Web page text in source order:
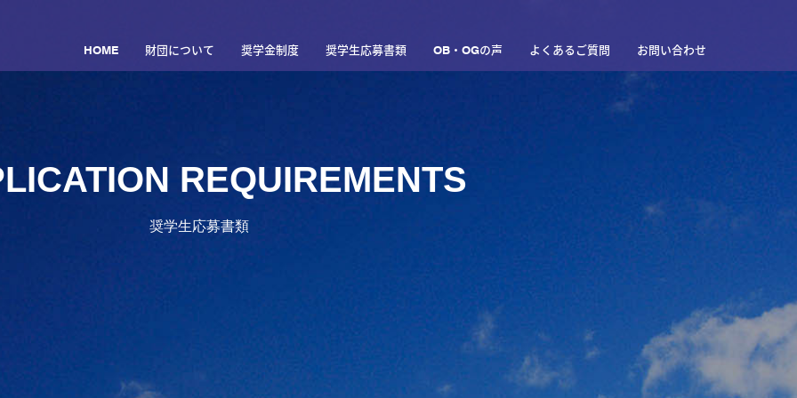
HOME 財団について 奨学金制度 奨学生応募書類 OB・OGの声 よくあるご質問 お問い合わせ
REQUIREMENTS
奨学生応募書類